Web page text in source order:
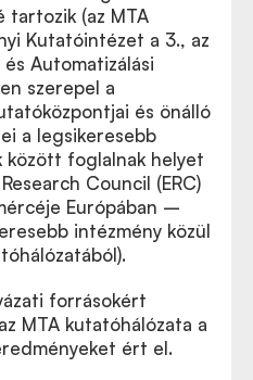
tartozik (az MTA
Kutatóintézet a 3., az
Automatizálási
szerepel a
és önálló
a legsikeresebb
között foglalnak helyet
Council (ERC)
Európában –
intézmény közül
forrásokért
MTA kutatóhálózata a
ért el.